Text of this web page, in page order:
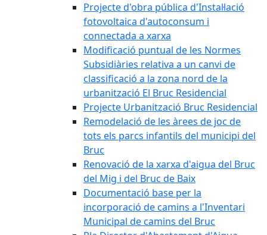
Projecte d'obra pública d'Instal·lació
fotovoltaica d'autoconsum i
connectada a xarxa
Modificació puntual de les Normes
Subsidiàries relativa a un canvi de
classificació a la zona nord de la
urbanització El Bruc Residencial
Projecte Urbanització Bruc Residencial
Remodelació de les àrees de joc de
tots els parcs infantils del municipi del
Bruc
Renovació de la xarxa d'aigua del Bruc
del Mig i del Bruc de Baix
Documentació base per la
incorporació de camins a l'Inventari
Municipal de camins del Bruc